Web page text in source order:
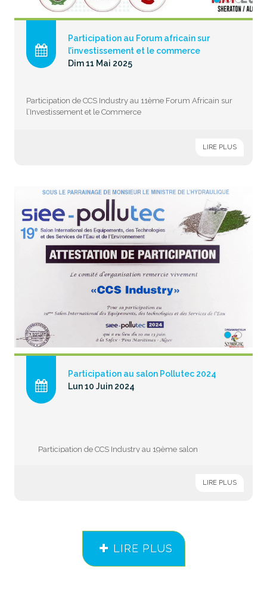
Participation au Forum africain sur
l’investissement et le commerce
Dim 11 Mai 2025
Participation de CCS Industry au 11ème Forum Africain sur
l’Investissement et le Commerce
LIRE PLUS
Participation au salon Pollutec 2024
Lun 10 Juin 2024
Participation de CCS Industry au 19ème salon
LIRE PLUS
LIRE PLUS